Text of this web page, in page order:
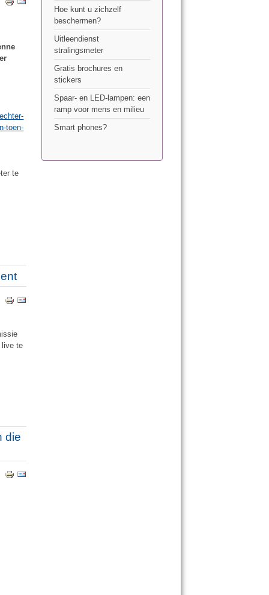
toen-
te
live te
die
Hoe kunt u zichzelf
beschermen?
Uitleendienst
stralingsmeter
Gratis brochures en
stickers
Spaar- en LED-lampen: een
ramp voor mens en milieu
Smart phones?